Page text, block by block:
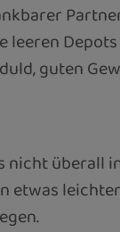
leeren
guten
überall